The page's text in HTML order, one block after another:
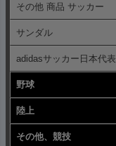
その他 商品 サッカー
サンダル
adidasサッカー日本代表
野球
陸上
その他、競技